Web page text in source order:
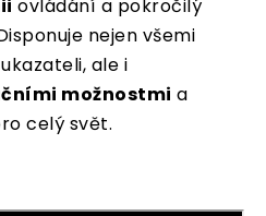
ovládání a pokročilý
nejen všemi
ale i
možnostmi a
celý svět.